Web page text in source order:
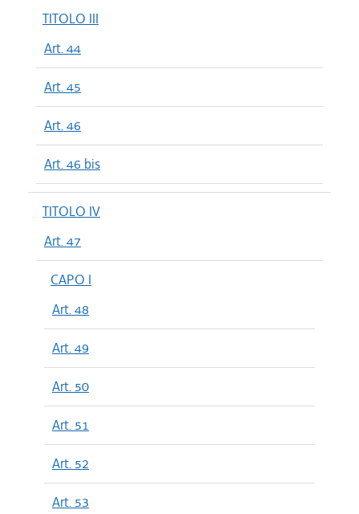
TITOLO III
Art. 44
Art. 45
Art. 46
Art. 46 bis
TITOLO IV
Art. 47
CAPO I
Art. 48
Art. 49
Art. 50
Art. 51
Art. 52
Art. 53